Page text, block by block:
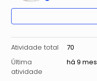
Atividade total
70
Última
atividade
há 9